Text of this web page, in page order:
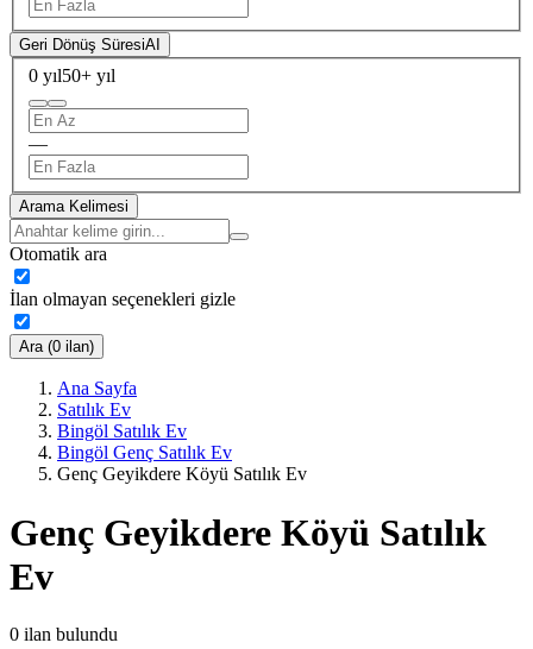
Geri Dönüş SüresiAI
0 yıl50+ yıl
—
Arama Kelimesi
Otomatik ara
İlan olmayan seçenekleri gizle
Ara (0 ilan)
Ana Sayfa
Satılık Ev
Bingöl Satılık Ev
Bingöl Genç Satılık Ev
Genç Geyikdere Köyü Satılık Ev
Genç Geyikdere Köyü Satılık
Ev
0 ilan bulundu